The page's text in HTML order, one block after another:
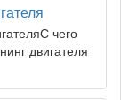
чего
двигателя